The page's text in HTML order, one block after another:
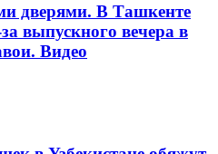
дверями. В Ташкенте
выпускного вечера в
Видео